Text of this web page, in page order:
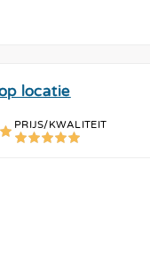
locatie
PRIJS/KWALITEIT